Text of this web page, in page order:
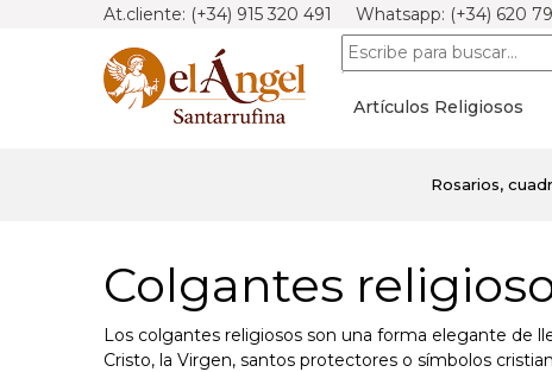
At.cliente: (+34) 915 320 491 Whatsapp: (+34) 620
Artículos Religiosos
Rosarios,
Colgantes
Los colgantes religiosos son una forma elegante de
Cristo, la Virgen, santos protectores o símbolos